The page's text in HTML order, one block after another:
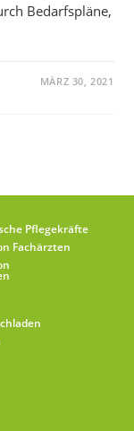
Bedarfspläne,
MÄRZ 30, 2021
Pflegekräfte
Fachärzten